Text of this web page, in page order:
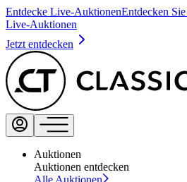
Entdecke Live-AuktionenEntdecken
Live-Auktionen
Jetzt entdecken
Auktionen
Auktionen entdecken
Alle Auktionen